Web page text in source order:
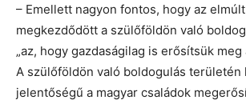
– Emellett nagyon fontos, hogy az
megkezdődött a szülőföldön való
„az, hogy gazdaságilag is erősítsük meg
A szülőföldön való boldogulás területén
jelentőségű a magyar családok